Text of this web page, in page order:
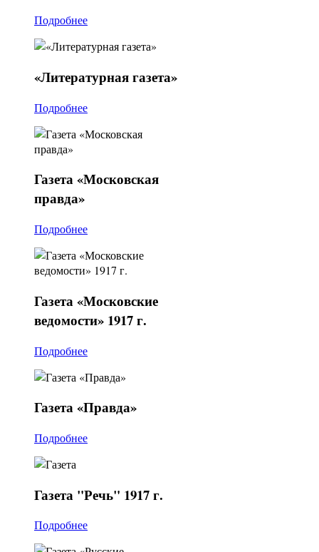
Подробнее
«Литературнаягазета»
Подробнее
Газета«Московская
правда»
Подробнее
Газета«Московские
ведомости» 1917 г.
Подробнее
Газета«Правда»
Подробнее
Газета "Речь" 1917 г.
Подробнее